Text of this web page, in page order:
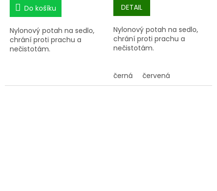
Do košíku
Nylonový potah na sedlo,
chrání proti prachu a
nečistotám.
DETAIL
Nylonový potah na sedlo,
chrání proti prachu a
nečistotám.
černá červená